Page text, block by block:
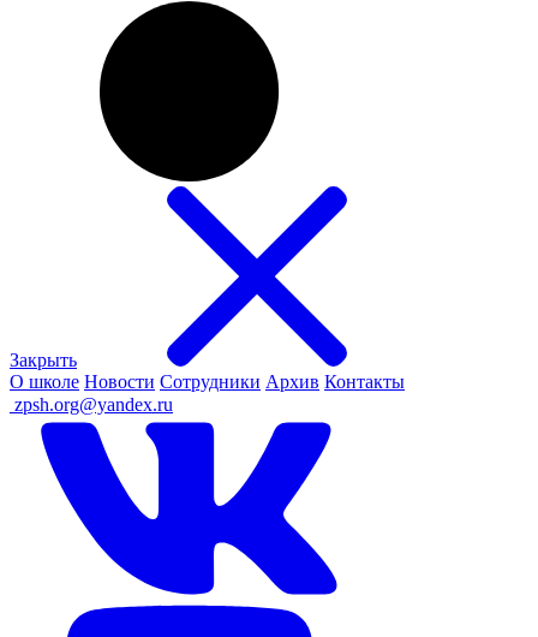
Закрыть
О школе Новости Сотрудники Архив Контакты
zpsh.org@yandex.ru